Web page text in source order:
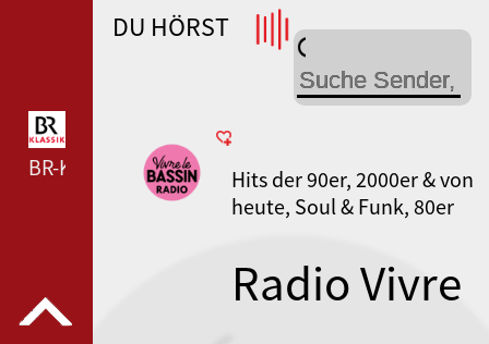
WDR 4 --- WDR 4 ---
BR-KLASSIK --- BR-KLASSIK ---
DU HÖRST
Hits der 90er, 2000er & von
heute, Soul & Funk, 80er
Radio Vivre